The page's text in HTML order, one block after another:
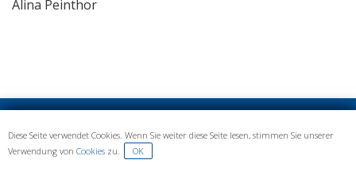
Alina Peinthor
Diese Seite verwendet Cookies. Wenn Sie weiter diese Seite lesen, stimmen Sie unserer
Verwendung von Cookies zu. OK